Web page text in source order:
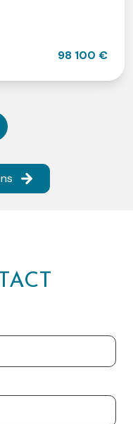
98 100 €